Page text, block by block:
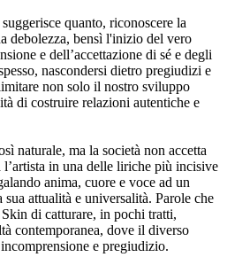
quanto, riconoscere la
debolezza, bensì l'inizio del vero
e dell’accettazione di sé e degli
nascondersi dietro pregiudizi e
non solo il nostro sviluppo
di costruire relazioni autentiche e
naturale, ma la società non accetta
in una delle liriche più incisive
anima, cuore e voce ad un
attualità e universalità. Parole che
di catturare, in pochi tratti,
contemporanea, dove il diverso
e pregiudizio.